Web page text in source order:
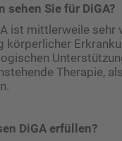
Sie für DiGA?
ist mittlerweile
körperlicher
Therapie,
DiGA erfüllen?